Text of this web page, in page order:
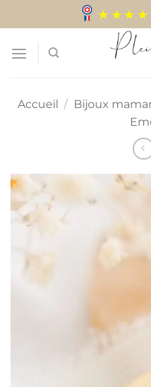
au
contenu
Accueil / Bijoux